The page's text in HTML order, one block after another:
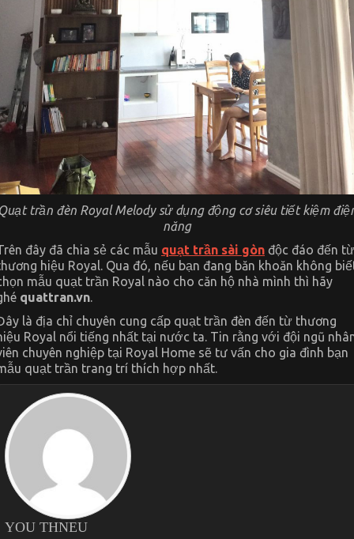
trần đèn Royal Melody sử dụng động cơ siêu tiết kiệm
năng
đây đã chia sẻ các mẫu quạt trần sài gòn độc đáo đến từ
hiệu Royal. Qua đó, nếu bạn đang băn khoăn không
mẫu quạt trần Royal nào cho căn hộ nhà mình thì hãy
quattran.vn.
là địa chỉ chuyên cung cấp quạt trần đèn đến từ thương
Royal nổi tiếng nhất tại nước ta. Tin rằng với đội ngũ
chuyên nghiệp tại Royal Home sẽ tư vấn cho gia đình bạn
quạt trần trang trí thích hợp nhất.
YOU THNEU